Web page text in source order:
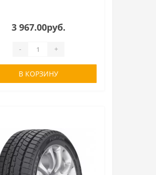
3 967.00руб.
- +
В КОРЗИНУ